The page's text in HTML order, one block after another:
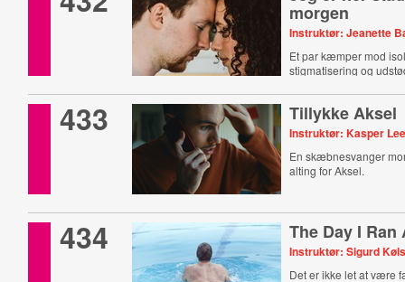
morgen
Instruktør: Jeanette
Et par kæmper mod
stigmatisering og
433 Tillykke Aksel
Instruktør: Kasper
En skæbnesvanger
alting for Aksel.
434 The Day I Ran
Instruktør: Sigurd
Det er ikke let at være